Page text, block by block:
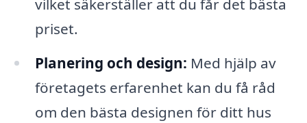
vilket säkerställer att du får det bästa
priset.
Planering och design: Med hjälp av
företagets erfarenhet kan du få råd
om den bästa designen för ditt hus